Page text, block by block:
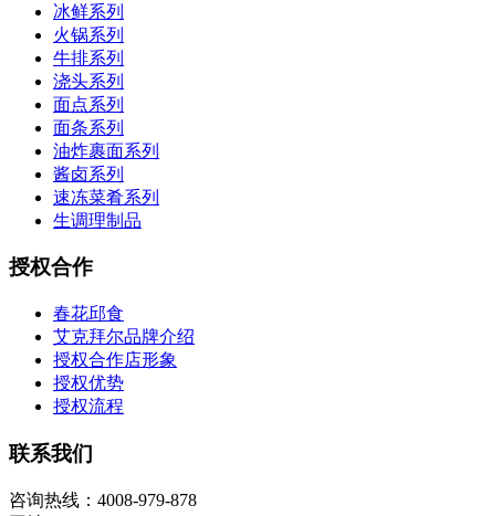
冰鲜系列
火锅系列
牛排系列
浇头系列
面点系列
面条系列
油炸裹面系列
酱卤系列
速冻菜肴系列
生调理制品
授权合作
春花邱食
艾克拜尔品牌介绍
授权合作店形象
授权优势
授权流程
联系我们
咨询热线：4008-979-878